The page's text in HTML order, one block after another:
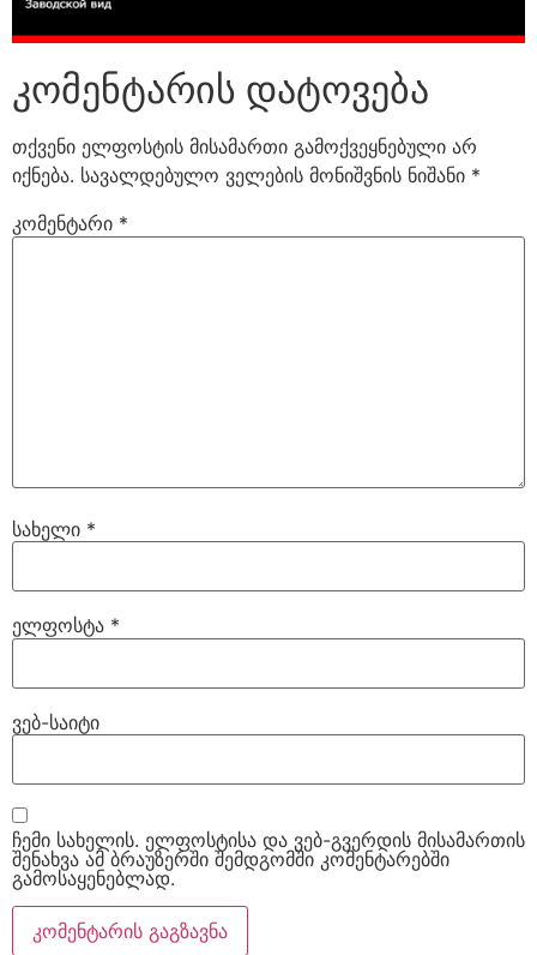
კომენტარის დატოვება
თქვენი ელფოსტის მისამართი გამოქვეყნებული არ
იქნება. სავალდებულო ველების მონიშვნის ნიშანი *
კომენტარი *
სახელი *
ელფოსტა *
ვებ-საიტი
ჩემი სახელის. ელფოსტისა და ვებ-გვერდის მისამართის
შენახვა ამ ბრაუზერში შემდგომში კომენტარებში
გამოსაყენებლად.